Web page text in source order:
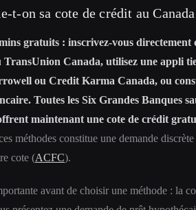
t-on sa cote de crédit au
gratuits : inscrivez-vous directement
Canada, utilisez une appli
ou Credit Karma Canada, ou
Toutes les Six Grandes Banques
maintenant une cote de crédit
méthodes constitue une demande
cote (ACFC).
avant de choisir une méthode : la